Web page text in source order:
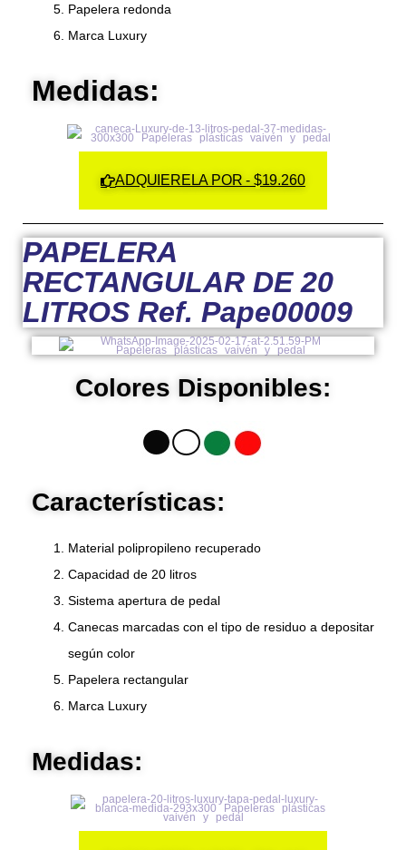
Papelera redonda
Marca Luxury
Medidas:
ADQUIERELA POR - $19.260
PAPELERA
RECTANGULAR DE 20
LITROS Ref. Pape00009
Colores Disponibles:
Características:
Material polipropileno recuperado
Capacidad de 20 litros
Sistema apertura de pedal
Canecas marcadas con el tipo de residuo a depositar
según color
Papelera rectangular
Marca Luxury
Medidas: